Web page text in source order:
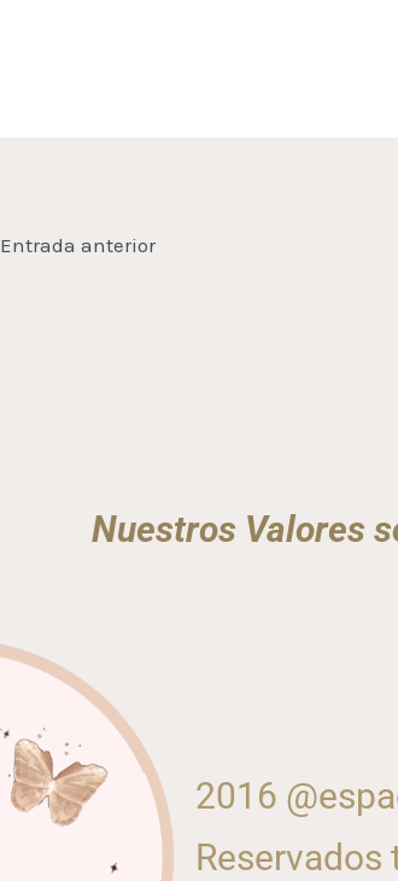
Entrada anterior
Nuestros Valores
2016
Reservados